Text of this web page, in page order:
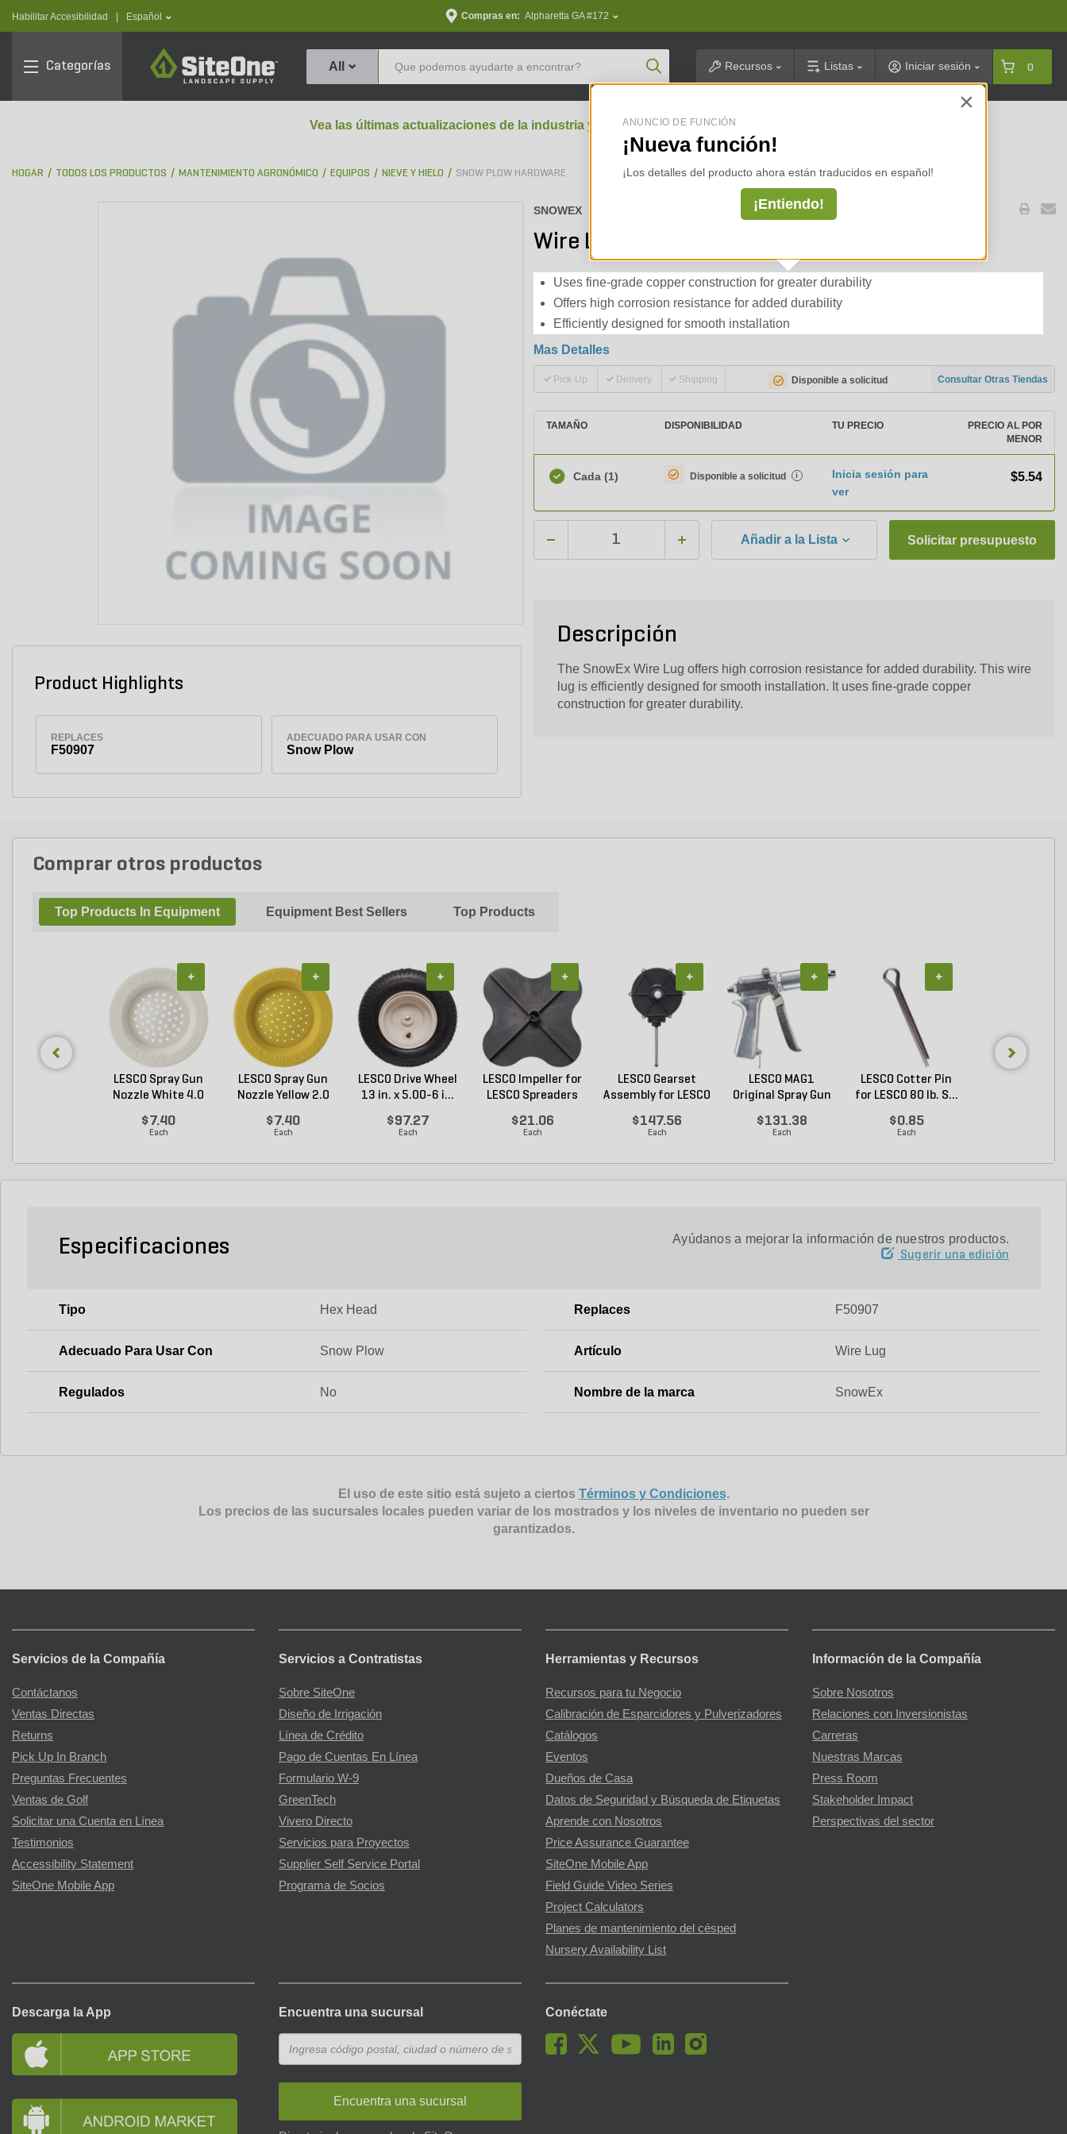
Habilitar Accesibilidad text.language
Español Compras en: Alpharetta GA #172
Categorías
SiteOne
All Product SearchRecursos Listas Iniciar sesión 0
Vea las últimas actualizaciones de la industria y perspectivas arancelarias ⇢
HOGAR TODOS LOS PRODUCTOS MANTENIMIENTO AGRONÓMICO EQUIPOS NIEVE Y HIELO SNOW PLOW HARDWARE
Product Highlights
REPLACES
F50907
ADECUADO PARA USAR CON
Snow Plow
SNOWEX :
Wire Lug 2pk
Uses fine-grade copper construction for greater durability
Offers high corrosion resistance for added durability
Efficiently designed for smooth installation
Mas Detalles
Pick-Up Delivery Shipping Disponible a solicitud Consultar Otras Tiendas
TAMAÑO DISPONIBILIDAD TU PRECIO
PRECIO AL POR
MENOR
Cada (1) Disponible a solicitud i
Inicia sesión para
ver
$5.54
Añadir a la Lista Solicitar presupuesto
Descripción
The SnowEx Wire Lug offers high corrosion resistance for added durability. This wire
lug is efficiently designed for smooth installation. It uses fine-grade copper
construction for greater durability.
Comprar otros productos
Top Products In Equipment Equipment Best Sellers Top Products
LESCO Spray Gun
Nozzle White 4.0
$7.40
Each
+
LESCO Spray Gun
Nozzle Yellow 2.0
$7.40
Each
+
LESCO Drive Wheel
13 in. x 5.00-6 i...
$97.27
Each
+
LESCO Impeller for
LESCO Spreaders
$21.06
Each
+
LESCO Gearset
Assembly for LESCO
$147.56
Each
+
LESCO MAG1
Original Spray Gun
$131.38
Each
+
LESCO Cotter Pin
for LESCO 80 lb. S...
$0.85
Each
+
Especificaciones Ayúdanos a mejorar la información de nuestros productos.
Sugerir una edición
Tipo Hex Head Replaces F50907
Adecuado Para Usar Con Snow Plow Artículo Wire Lug
Regulados No Nombre de la marca SnowEx
El uso de este sitio está sujeto a ciertos Términos y Condiciones.
Los precios de las sucursales locales pueden variar de los mostrados y los niveles de inventario no pueden ser
garantizados.
Servicios de la Compañía
Contáctanos
Ventas Directas
Returns
Pick Up In Branch
Preguntas Frecuentes
Ventas de Golf
Solicitar una Cuenta en Línea
Testimonios
Accessibility Statement
SiteOne Mobile App
Servicios a Contratistas
Sobre SiteOne
Diseño de Irrigación
Línea de Crédito
Pago de Cuentas En Línea
Formulario W-9
GreenTech
Vivero Directo
Servicios para Proyectos
Supplier Self Service Portal
Programa de Socios
Herramientas y Recursos
Recursos para tu Negocio
Calibración de Esparcidores y Pulverizadores
Catálogos
Eventos
Dueños de Casa
Datos de Seguridad y Búsqueda de Etiquetas
Aprende con Nosotros
Price Assurance Guarantee
SiteOne Mobile App
Field Guide Video Series
Project Calculators
Planes de mantenimiento del césped
Nursery Availability List
Información de la Compañía
Sobre Nosotros
Relaciones con Inversionistas
Carreras
Nuestras Marcas
Press Room
Stakeholder Impact
Perspectivas del sector
Descarga la App Encuentra una sucursal
Encuentra una sucursal
Conéctate
×
ANUNCIO DE FUNCIÓN
¡Nueva función!
¡Los detalles del producto ahora están traducidos en español!
¡Entiendo!